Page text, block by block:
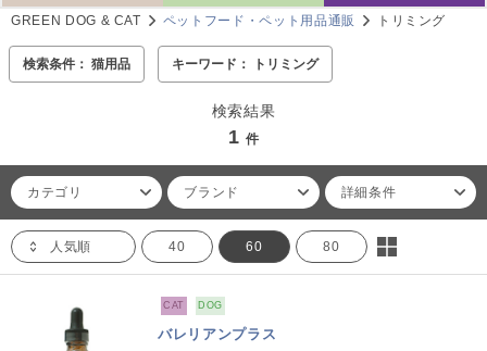
GREEN DOG & CAT ペットフード・ペット用品通販 トリミング
検索条件： 猫用品 キーワード： トリミング
検索結果
1 件
カテゴリ ブランド 詳細条件
人気順 40 60 80
CAT DOG
バレリアンプラス